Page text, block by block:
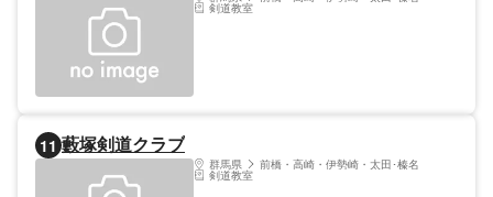
剣道教室
11 藪塚剣道クラブ
群馬県 前橋・高崎・伊勢崎・太田･榛名
剣道教室